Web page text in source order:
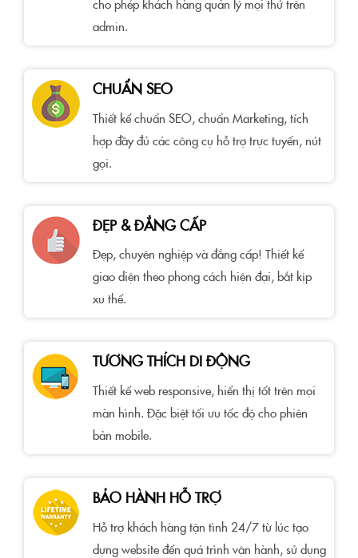
cho phép khách hàng quản lý mọi thứ trên
admin.
CHUẨN SEO
Thiết kế chuẩn SEO, chuẩn Marketing, tích
hợp đầy đủ các công cụ hỗ trợ trực tuyến, nút
gọi.
ĐẸP & ĐẲNG CẤP
Đẹp, chuyên nghiệp và đẳng cấp! Thiết kế
giao diện theo phong cách hiện đại, bắt kịp
xu thế.
TƯƠNG THÍCH DI ĐỘNG
Thiết kế web responsive, hiển thị tốt trên mọi
màn hình. Đặc biệt tối ưu tốc độ cho phiên
bản mobile.
BẢO HÀNH HỖ TRỢ
Hỗ trợ khách hàng tận tình 24/7 từ lúc tạo
dựng website đến quá trình vận hành, sử dụng